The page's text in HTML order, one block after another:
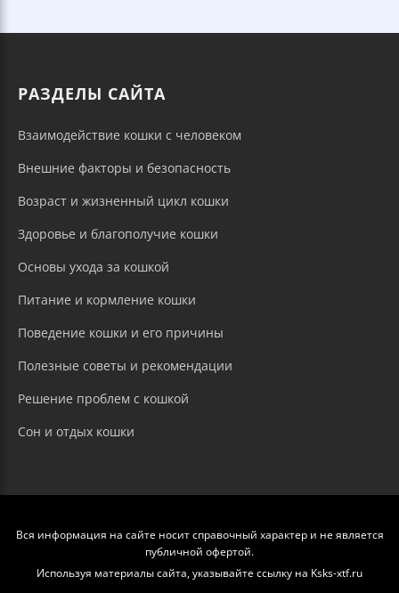
РАЗДЕЛЫ САЙТА
Взаимодействие кошки с человеком
Внешние факторы и безопасность
Возраст и жизненный цикл кошки
Здоровье и благополучие кошки
Основы ухода за кошкой
Питание и кормление кошки
Поведение кошки и его причины
Полезные советы и рекомендации
Решение проблем с кошкой
Сон и отдых кошки
Вся информация на сайте носит справочный характер и не является
публичной офертой.
Используя материалы сайта, указывайте ссылку на Ksks-xtf.ru